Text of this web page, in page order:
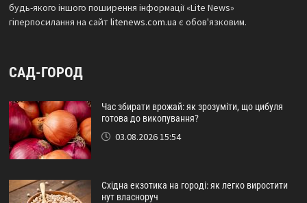
будь-якого іншого поширення інформації «Lite News»
гіперпосилання на сайтlitenews.com.ua є обов'язковим.
САД-ГОРОД
Час збирати врожай: як зрозуміти, що цибуля
готова до викопування?
03.08.2026 15:54
Східна екзотика на городі: як легко виростити
нут власноруч